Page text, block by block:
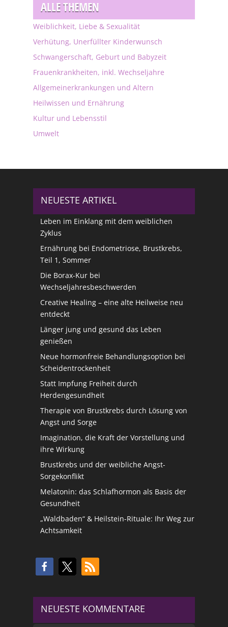
ALLE THEMEN
Weiblichkeit, Liebe & Sexualität
Verhütung, Unerfüllter Kinderwunsch
Schwangerschaft, Geburt und Babyzeit
Frauenkrankheiten, inkl. Wechseljahre
Allgemeinerkrankungen und Altern
Heilwissen und Ernährung
Kultur und Lebensstil
Umwelt
NEUESTE ARTIKEL
Leben im Einklang mit dem weiblichen
Zyklus
Ernährung bei Endometriose, Brustkrebs,
Teil 1, Sommer
Die Borax-Kur bei
Wechseljahresbeschwerden
Creative Healing – eine alte Heilweise neu
entdeckt
Länger jung und gesund das Leben
genießen
Neue hormonfreie Behandlungsoption bei
Scheidentrockenheit
Statt Impfung Freiheit durch
Herdengesundheit
Therapie von Brustkrebs durch Lösung von
Angst und Sorge
Imagination, die Kraft der Vorstellung und
ihre Wirkung
Brustkrebs und der weibliche Angst-
Sorgekonflikt
Melatonin: das Schlafhormon als Basis der
Gesundheit
„Waldbaden“ & Heilstein-Rituale: Ihr Weg zur
Achtsamkeit
NEUESTE KOMMENTARE